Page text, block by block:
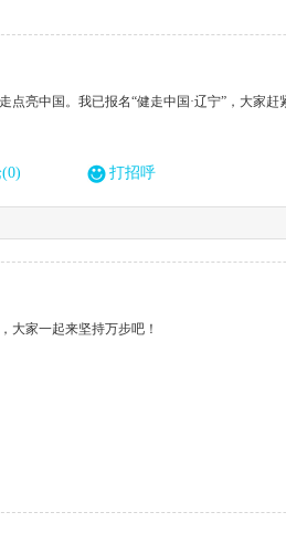
亮中国。我已报名“健走中国·辽宁”，大家赶
打招呼
大家一起来坚持万步吧！